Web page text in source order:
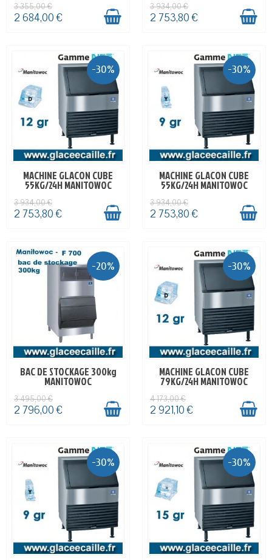
3 355,00 €
2 684,00 €
3 934,00 €
2 753,80 €
-30%
EN STOCK
MACHINE GLACON CUBE
55KG/24H MANITOWOC
3 934,00 €
2 753,80 €
-30%
EN STOCK
MACHINE GLACON CUBE
55KG/24H MANITOWOC
3 934,00 €
2 753,80 €
-20%
EN STOCK
BAC DE STOCKAGE 300kg
MANITOWOC
3 495,00 €
2 796,00 €
-30%
EN STOCK
MACHINE GLACON CUBE
79KG/24H MANITOWOC
4 173,00 €
2 921,10 €
-30% -30%